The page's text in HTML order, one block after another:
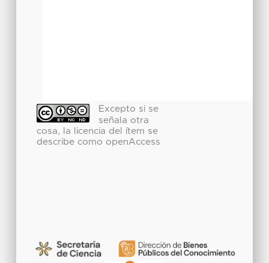
Excepto si se
señala otra
cosa, la licencia del ítem se
describe como openAccess